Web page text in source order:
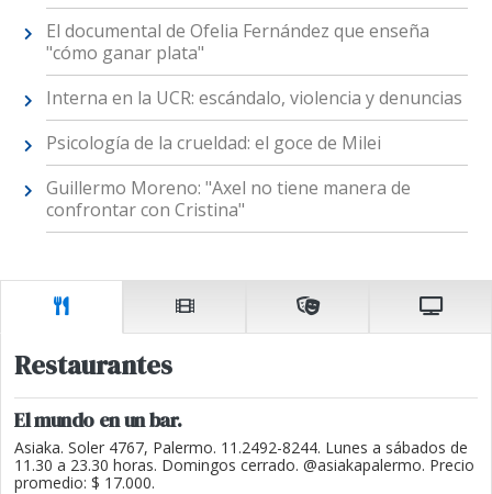
El documental de Ofelia Fernández que enseña
"cómo ganar plata"
Interna en la UCR: escándalo, violencia y denuncias
Psicología de la crueldad: el goce de Milei
Guillermo Moreno: "Axel no tiene manera de
confrontar con Cristina"
Restaurantes
El mundo en un bar.
Asiaka. Soler 4767, Palermo. 11.2492-8244. Lunes a sábados de
11.30 a 23.30 horas. Domingos cerrado. @asiakapalermo. Precio
promedio: $ 17.000.